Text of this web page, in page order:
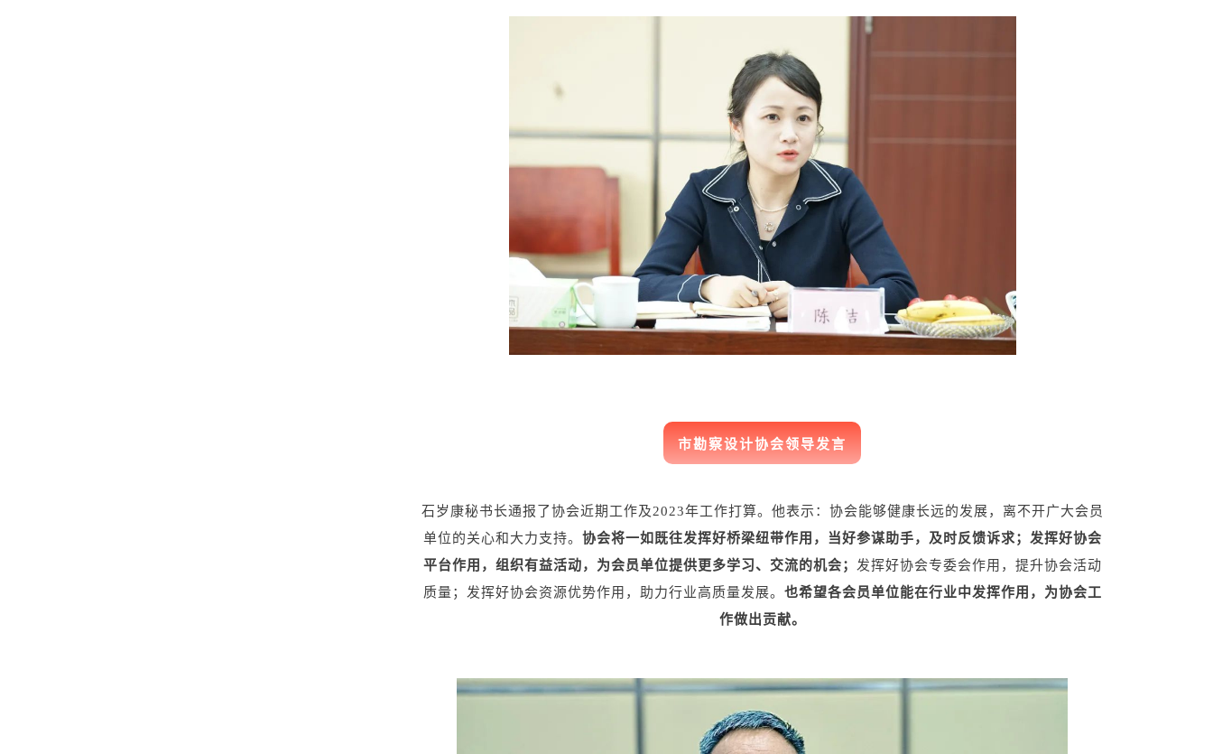
市勘察设计协会领导发言
石岁康秘书长通报了协会近期工作及2023年工作打算。他表示：协会能够健康长远的发展，离不开广大会员
单位的关心和大力支持。 协会将一如既往发挥好桥梁纽带作用，当好参谋助手，及时反馈诉求；发挥好协会
平台作用，组织有益活动，为会员单位提供更多学习、交流的机会； 发挥好协会专委会作用，提升协会活动
质量；发挥好协会资源优势作用，助力行业高质量发展。 也希望各会员单位能在行业中发挥作用，为协会工
作做出贡献。